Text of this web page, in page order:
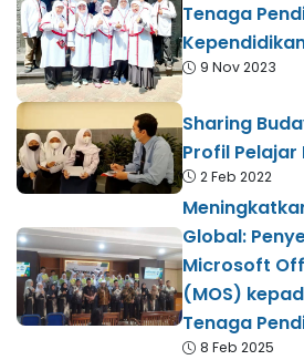
Tenaga
9 Nov 2023
Sharing
Profil Pelajar
2 Feb 2022
Global:
Microsoft
(MOS)
Tenaga
8 Feb 2025